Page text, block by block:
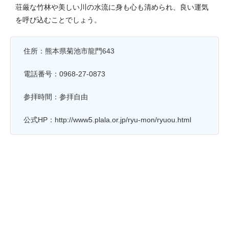
荘厳な竹林や美しい川の水流に身も心も清められ、良い運気
を呼び込むことでしょう。
住所：熊本県菊池市龍門643
電話番号：0968-27-0873
参拝時間：参拝自由
公式HP：http://www5.plala.or.jp/ryu-mon/ryuou.html